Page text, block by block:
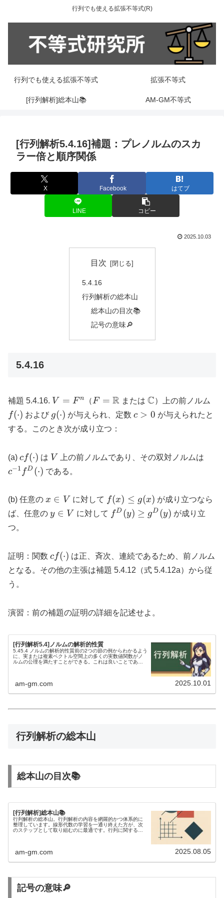
行列でも使える拡張不等式(R)
行列でも使える拡張不等式 拡張不等式
[行列解析]総本山📚 AM-GM不等式
[行列解析5.4.16]補題：プレノルムのスカ
ラー倍と順序関係
X Facebook はてブ
LINE コピー
2025.10.03
目次
5.4.16
行列解析の総本山
総本山の目次📚
記号の意味🔎
5.4.16
補題 5.4.16. V
=
F^n
V = F n （ F =
\mathbb{R}
F = R または\mathbb{C}
C）上の前ノルム
f(⋅) および g(\cdot)
g(⋅) が与えられ、定数 c
c > 0 が与えられたと
する。このとき次が成り立つ：
(a) c
f(\cdot)
cf(⋅) は V
V 上の前ノルムであり、その双対ノルムは
c−1 fD (⋅) である。
(b) 任意の x
\in
V
x ∈ V に対して f(x)
\le
g(x)
f(x) ≤ g(x) が成り立つなら
ば、任意の y
y ∈ V に対して f^D(y)
fD (y) ≥ gD (y) が成り立
つ。
証明：関数 c
f(\cdot)
cf(⋅) は正、斉次、連続であるため、前ノルム
となる。その他の主張は補題 5.4.12（式 5.4.12a）から従
う。
演習：前の補題の証明の詳細を記述せよ。
[行列解析5.4]ノルムの解析的性質
5.45.4 ノルムの解析的性質前の2つの節の例からわかるよう
に、実または複素ベクトル空間上の多くの実数値関数がノ
ルムの公理を満たすことができる。これは良いことであ
am-gm.com 2025.10.01
行列解析の総本山
総本山の目次📚
[行列解析]総本山📚
行列解析の総本山。行列解析の内容を網羅的かつ体系的に
整理しています。線形代数の学習を一通り終えた方が、次
のステップとして取り組むのに最適です。行列に関する不
am-gm.com 2025.08.05
記号の意味🔎